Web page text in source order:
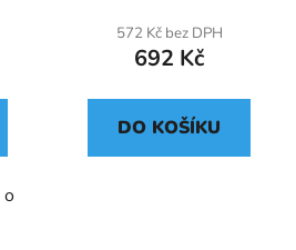
o
572 Kč bez DPH
692 Kč
DO KOŠÍKU